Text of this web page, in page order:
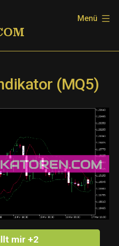
Menü
(MQ5)
mir +2